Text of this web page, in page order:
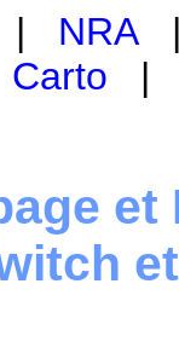
| NRA
Carto
et